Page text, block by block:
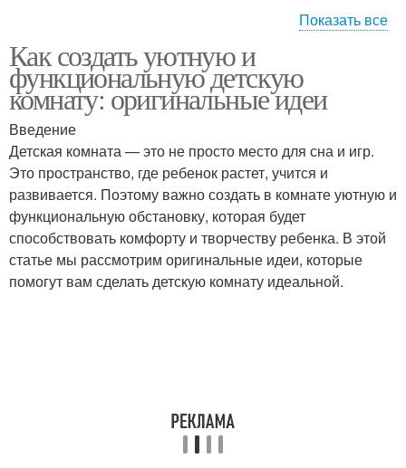
Детские комнаты Цвета в комнате
Гамма для детской
комнаты
Стен в детской комнате
Показать все
Как создать уютную и
функциональную детскую
комнату: оригинальные идеи
Введение
Детская комната — это не просто место для сна и игр.
Это пространство, где ребенок растет, учится и
развивается. Поэтому важно создать в комнате уютную и
функциональную обстановку, которая будет
способствовать комфорту и творчеству ребенка. В этой
статье мы рассмотрим оригинальные идеи, которые
помогут вам сделать детскую комнату идеальной.